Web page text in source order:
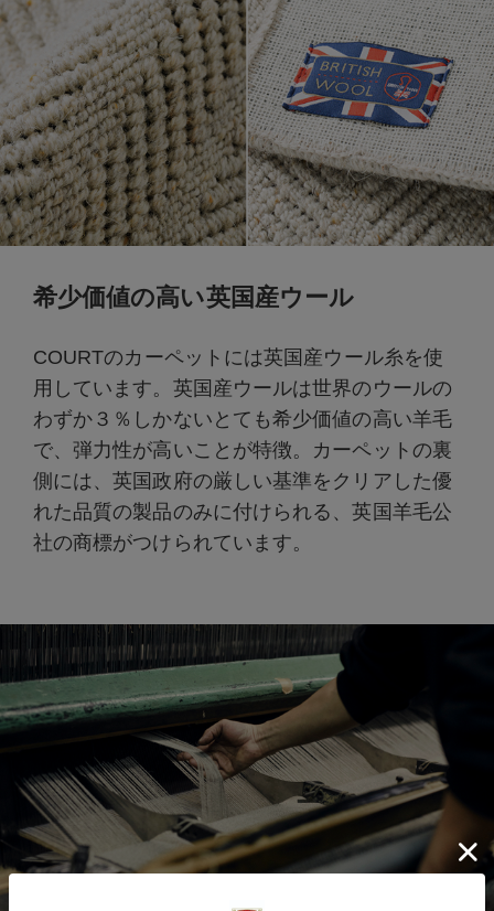
希少価値の高い英国産ウール
COURTのカーペットには英国産ウール糸を使
用しています。英国産ウールは世界のウールの
わずか３％しかないとても希少価値の高い羊毛
で、弾力性が高いことが特徴。カーペットの裏
側には、英国政府の厳しい基準をクリアした優
れた品質の製品のみに付けられる、英国羊毛公
社の商標がつけられています。